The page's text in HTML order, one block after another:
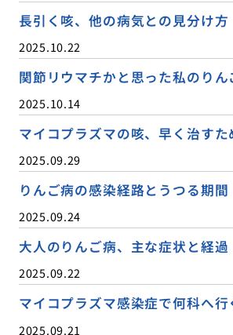
長引く咳、他の病気との見分け方
2025.10.22
関節リウマチかと思った私のりん
2025.10.14
マイコプラズマの咳、早く治す
2025.09.29
りんご病の感染経路とうつる期間
2025.09.24
大人のりんご病、主な症状と経過
2025.09.22
マイコプラズマ感染症で何科へ行
2025.09.21